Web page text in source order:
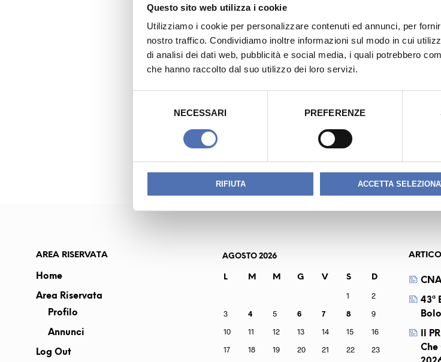
Questo sito web utilizza i cookie
Utilizziamo i cookie per personalizzare contenuti ed annunci, per
nostro traffico. Condividiamo inoltre informazioni sul modo in cui
di analisi dei dati web, pubblicità e social media, i quali potrebbero
che hanno raccolto dal suo utilizzo dei loro servizi.
e
NECESSARI PREFERENZE
RIFIUTA ACCETTA
Twitter:
Linkedin:
PREVIOUS READING
MALIGHETTI EGIDIO
AREA RISERVATA
Home
Area Riservata
Profilo
Annunci
Log Out
AGOSTO 2026
L M M G V S D
1
2
3
4 5 6 7 8
9
10
11 12 13 14 15
16
17
18 19 20 21 22 23
43ª
Il
Che